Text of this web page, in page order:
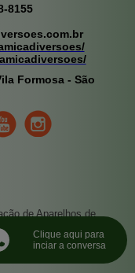
8155
Formosa - São
de Aparelhos de
0001-52
Av. João XXIII, 757
SP
Clique aqui para
inciar a conversa